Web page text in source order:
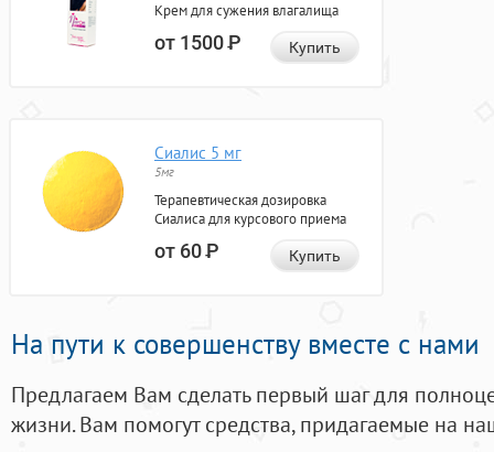
Крем для сужения влагалища
от 1500Р Купить
Сиалис 5 мг
5мг
Терапевтическая дозировка
Сиалиса для курсового приема
от 60Р Купить
На пути к совершенству вместе с нами
Предлагаем Вам сделать первый шаг для
жизни. Вам помогут средства, придагаемые на